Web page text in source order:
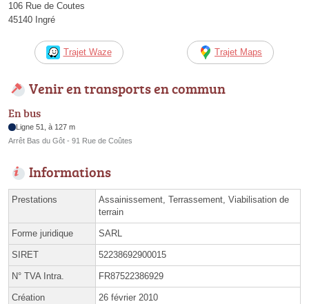
106 Rue de Coutes
45140 Ingré
Trajet Waze Trajet Maps
Venir en transports en commun
En bus
Ligne 51, à 127 m
Arrêt Bas du Gôt - 91 Rue de Coûtes
Informations
Prestations
Assainissement, Terrassement, Viabilisation de
terrain
Forme juridique SARL
SIRET 52238692900015
N° TVA Intra. FR87522386929
Création 26 février 2010